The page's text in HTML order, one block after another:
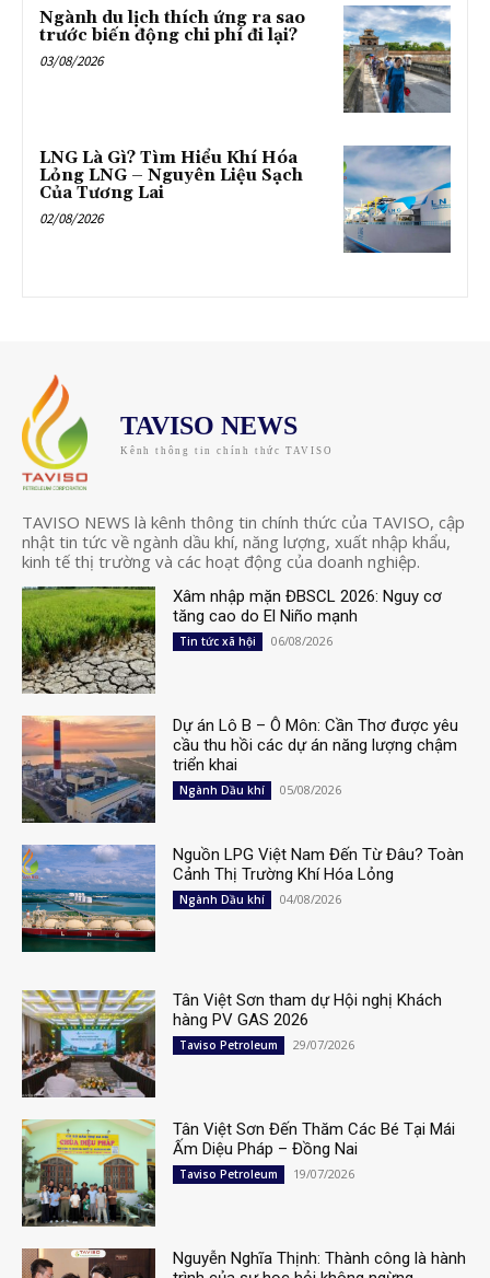
Ngành du lịch thích ứng ra sao
trước biến động chi phí đi lại?
03/08/2026
LNG Là Gì? Tìm Hiểu Khí Hóa
Lỏng LNG – Nguyên Liệu Sạch
Của Tương Lai
02/08/2026
TAVISO NEWS
Kênh thông tin chính thức TAVISO
TAVISO NEWS là kênh thông tin chính thức của TAVISO, cập
nhật tin tức về ngành dầu khí, năng lượng, xuất nhập khẩu,
kinh tế thị trường và các hoạt động của doanh nghiệp.
Xâm nhập mặn ĐBSCL 2026: Nguy cơ
tăng cao do El Niño mạnh
Tin tức xã hội 06/08/2026
Dự án Lô B – Ô Môn: Cần Thơ được yêu
cầu thu hồi các dự án năng lượng chậm
triển khai
Ngành Dầu khí 05/08/2026
Nguồn LPG Việt Nam Đến Từ Đâu? Toàn
Cảnh Thị Trường Khí Hóa Lỏng
Ngành Dầu khí 04/08/2026
Tân Việt Sơn tham dự Hội nghị Khách
hàng PV GAS 2026
Taviso Petroleum 29/07/2026
Tân Việt Sơn Đến Thăm Các Bé Tại Mái
Ấm Diệu Pháp – Đồng Nai
Taviso Petroleum 19/07/2026
Nguyễn Nghĩa Thịnh: Thành công là hành